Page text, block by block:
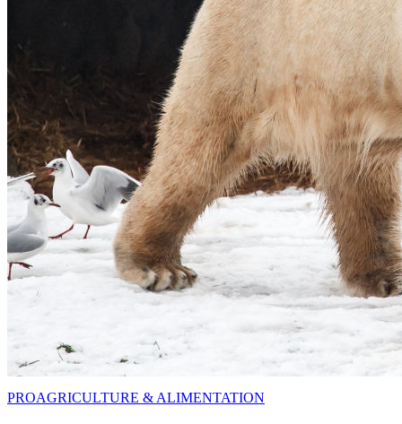
PROAGRICULTURE & ALIMENTATION